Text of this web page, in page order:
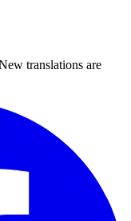
translations are